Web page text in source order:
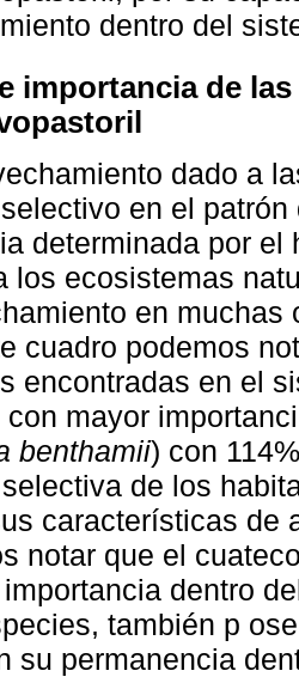
dentro del
importancia de
dado a
en el
determinada por
los ecosistemas
en
cuadro podemos
encontradas en el
con mayor
benthamii) con
de los
características de
notar que el
dentro
también p
su permanencia